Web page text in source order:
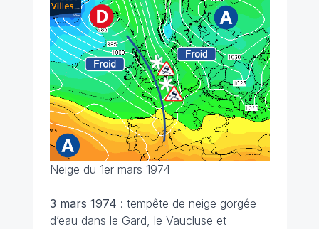
Neige du 1er mars 1974
3 mars 1974 : tempête de neige gorgée
d’eau dans le Gard, le Vaucluse et